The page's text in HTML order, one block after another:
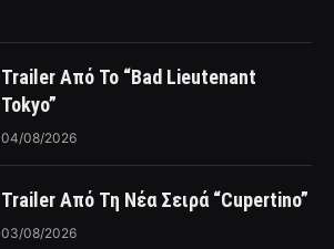
Trailer Από Το “Bad Lieutenant
Tokyo”
04/08/2026
Trailer Από Τη Νέα Σειρά “Cupertino”
03/08/2026